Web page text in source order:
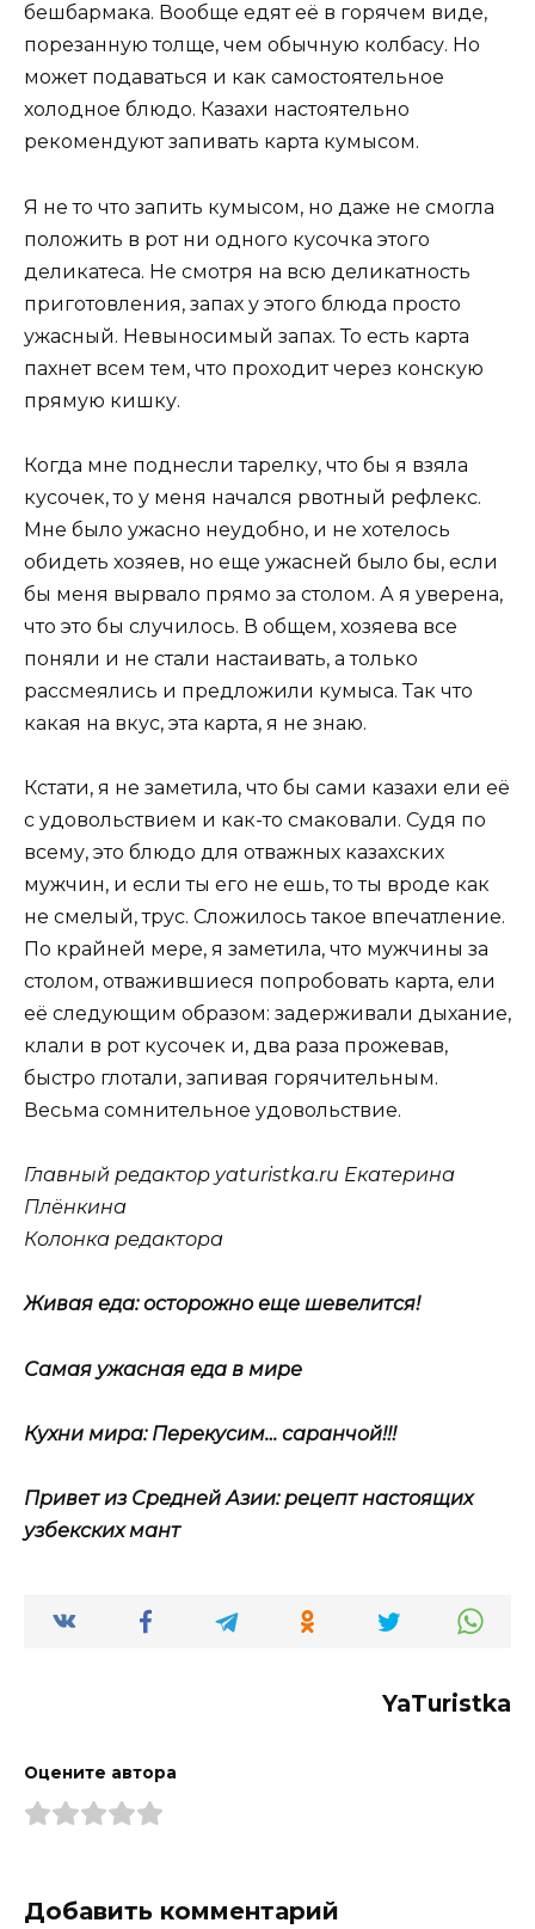
бешбармака. Вообще едят её в горячем виде,
порезанную толще, чем обычную колбасу. Но
может подаваться и как самостоятельное
холодное блюдо. Казахи настоятельно
рекомендуют запивать карта кумысом.
Я не то что запить кумысом, но даже не смогла
положить в рот ни одного кусочка этого
деликатеса. Не смотря на всю деликатность
приготовления, запах у этого блюда просто
ужасный. Невыносимый запах. То есть карта
пахнет всем тем, что проходит через конскую
прямую кишку.
Когда мне поднесли тарелку, что бы я взяла
кусочек, то у меня начался рвотный рефлекс.
Мне было ужасно неудобно, и не хотелось
обидеть хозяев, но еще ужасней было бы, если
бы меня вырвало прямо за столом. А я уверена,
что это бы случилось. В общем, хозяева все
поняли и не стали настаивать, а только
рассмеялись и предложили кумыса. Так что
какая на вкус, эта карта, я не знаю.
Кстати, я не заметила, что бы сами казахи ели её
с удовольствием и как-то смаковали. Судя по
всему, это блюдо для отважных казахских
мужчин, и если ты его не ешь, то ты вроде как
не смелый, трус. Сложилось такое впечатление.
По крайней мере, я заметила, что мужчины за
столом, отважившиеся попробовать карта, ели
её следующим образом: задерживали дыхание,
клали в рот кусочек и, два раза прожевав,
быстро глотали, запивая горячительным.
Весьма сомнительное удовольствие.
Главный редактор yaturistka.ru Екатерина
Плёнкина
Колонка редактора
Живая еда: осторожно еще шевелится!
Самая ужасная еда в мире
Кухни мира: Перекусим… саранчой!!!
Привет из Средней Азии: рецепт настоящих
узбекских мант
YaTuristka
Оцените автора
Добавить комментарий